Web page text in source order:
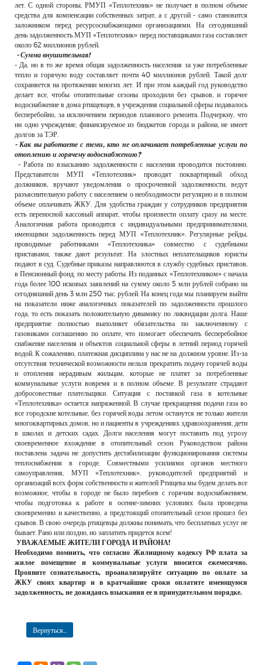
лет. С одной стороны, РМУП «Теплотехник» не получает в полном объеме
средства для компенсации собственных затрат, а с другой - само становится
заложником перед ресурсоснабжающими организациями. На сегодняшний
день задолженность МУП «Теплотехник» перед поставщиками газа составляет
около 62 миллионов рублей.
- Сумма внушительная!
- Да, но в то же время общая задолженность населения за уже потребленные
тепло и горячую воду составляет почти 40 миллионов рублей. Такой долг
сохраняется на протяжении многих лет. И при этом каждый год руководство
делает все, чтобы отопительные сезоны проходили без срывов, и горячее
водоснабжение в дома ртищевцев, в учреждения социальной сферы подавалось
бесперебойно, за исключением периодов планового ремонта. Подчеркну, что
ни одно учреждение, финансируемое из бюджетов города и района, не имеет
долгов за ТЭР.
- Как вы работаете с теми, кто не оплачивает потребленные услуги по
отоплению и горячему водоснабжению?
- Работа по взысканию задолженности с населения проводится постоянно.
Представители МУП «Теплотехник» проводят поквартирный обход
должников, вручают уведомления о просроченной задолженности, ведут
разъяснительную работу с населением о необходимости регулярно и в полном
объеме оплачивать ЖКУ. Для удобства граждан у сотрудников предприятия
есть переносной кассовый аппарат, чтобы произвести оплату сразу на месте.
Аналогичная работа проводится с индивидуальными предпринимателями,
имеющими задолженность перед МУП «Теплотехник». Регулярные рейды,
проводимые работниками «Теплотехника» совместно с судебными
приставами, также дают результат. На злостных неплательщиков юристы
подают в суд. Судебные приказы направляются в службу судебных приставов,
в Пенсионный фонд, по месту работы. Из поданных «Теплотехником» с начала
года более 100 исковых заявлений на сумму около 5 млн рублей собрано на
сегодняшний день 3 млн 250 тыс. рублей. На конец года мы планируем выйти
на показатели ниже аналогичных показателей по задолженности прошлого
года, то есть показать положительную динамику по ликвидации долга. Наше
предприятие полностью выполняет обязательства по заключенному с
газовиками соглашению по оплате, что помогает обеспечить бесперебойное
снабжение населения и объектов социальной сферы в летний период горячей
водой. К сожалению, платежная дисциплина у нас не на должном уровне. Из-за
отсутствия технической возможности нельзя прекратить подачу горячей воды
и отопления нерадивым жильцам, которые не платят за потребленные
коммунальные услуги вовремя и в полном объеме. В результате страдают
добросовестные плательщики. Ситуация с поставкой газа в котельные
«Теплотехника» остается напряженной. В случае прекращения подачи газа во
все городские котельные, без горячей воды летом останутся не только жители
многоквартирных домов, но и пациенты в учреждениях здравоохранения, дети
в школах и детских садах. Долги населения могут поставить под угрозу
своевременное вхождение в отопительный сезон. Руководством района
поставлена задача не допустить дестабилизации функционирования системы
теплоснабжения в городе. Совместными усилиями органов местного
самоуправления, МУП «Теплотехник», руководителей предприятий и
организаций всех форм собственности и жителей Ртищева мы будем делать все
возможное, чтобы в городе не было перебоев с горячим водоснабжением,
чтобы подготовка к работе в осенне-зимних условиях была проведена
своевременно и качественно, а предстоящий отопительный сезон прошел без
срывов. В свою очередь ртищевцы должны понимать, что бесплатных услуг не
бывает. Рано или поздно, но заплатить придется всем!
УВАЖАЕМЫЕ ЖИТЕЛИ ГОРОДА И РАЙОНА!
Необходимо помнить, что согласно Жилищному кодексу РФ плата за
жилое помещение и коммунальные услуги вносится ежемесячно.
Проявите сознательность, проанализируйте ситуацию по оплате за
ЖКУ своих квартир и в кратчайшие сроки оплатите имеющуюся
задолженность, не дожидаясь взыскания ее в принудительном порядке.
Вернуться...